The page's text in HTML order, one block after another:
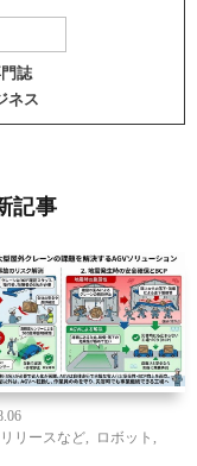
誌
ネス
記事
リースなど
ロボット